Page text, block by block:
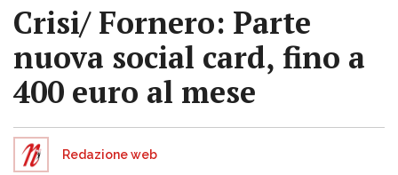
Crisi/ Fornero: Parte
nuova social card, fino a
400 euro al mese
Redazione web